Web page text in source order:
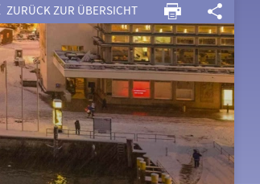
ZURÜCK ZUR ÜBERSICHT